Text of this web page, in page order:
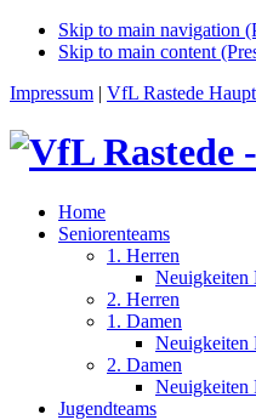
Skip to main navigation
Skip to main content
Impressum | VfL Rastede
Home
Seniorenteams
1. Herren
Neuigkeiten
2. Herren
1. Damen
Neuigkeiten
2. Damen
Neuigkeiten
Jugendteams